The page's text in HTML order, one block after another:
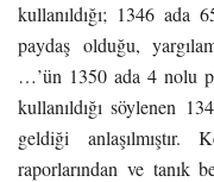
kullanıldığı; 1346 ada
paydaş olduğu,
…’ün 1350 ada 4 nolu
kullanıldığı söylenen
geldiği
raporlarından ve tanık